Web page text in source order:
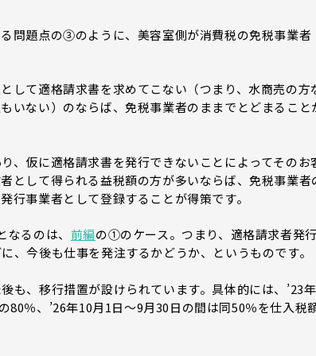
問題点の③のように、美容室側が消費税の免税事業者
して適格請求書を求めてこない（つまり、水商売の方
いない）のならば、免税事業者のままでとどまること
、仮に適格請求書を発行できないことによってそのお
として得られる益税額の方が多いならば、免税事業者
行事業者として登録することが得策です。
るのは、 前編の①のケース。つまり、適格請求者発行
、今後も仕事を発注するかどうか、というものです。
、移行措置が設けられています。具体的には、’23年
80％、’26年10月1日～9月30日の間は同50％を仕入税